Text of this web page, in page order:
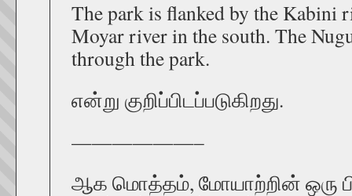
The park is flanked by the Kabini
Moyar river in the south. The
through the park.
என்று குறிப்பிடப்படுகிறது.
——————–
ஆக மொத்தம், மோயாற்றின் ஒரு